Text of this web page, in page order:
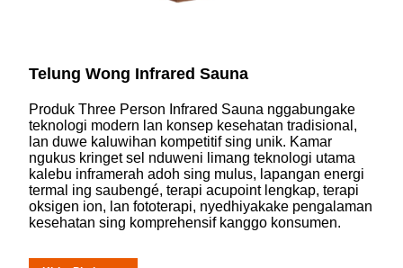
Telung Wong Infrared Sauna
Produk Three Person Infrared Sauna nggabungake
teknologi modern lan konsep kesehatan tradisional,
lan duwe kaluwihan kompetitif sing unik. Kamar
ngukus kringet sel nduweni limang teknologi utama
kalebu inframerah adoh sing mulus, lapangan energi
termal ing saubengé, terapi acupoint lengkap, terapi
oksigen ion, lan fototerapi, nyedhiyakake pengalaman
kesehatan sing komprehensif kanggo konsumen.